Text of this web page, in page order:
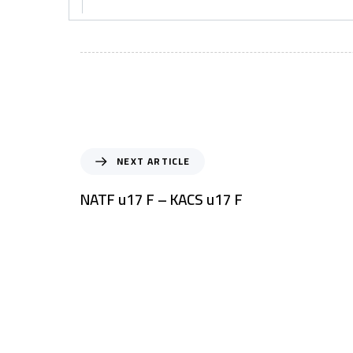
NEXT ARTICLE
NATF u17 F – KACS u17 F